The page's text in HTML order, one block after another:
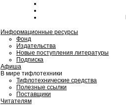
Информационные ресурсы
Фонд
Издательства
Новые поступления литературы
Подписка
Афиша
В мире тифлотехники
Тифлотехнические средства
Полезные ссылки
Поставщики
Читателям